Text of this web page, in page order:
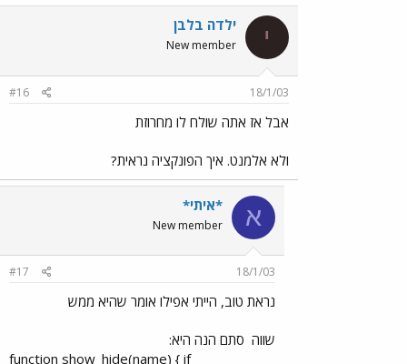
י ילדה בלבן
New member
18/1/03
#16
אבל אז אתה שולח לו מחרוזת
ולא אלמנט. איך הפונקציה נראית?
א *איתי*
New member
18/1/03
#17
נראת טוב, הייתי אפילו אומר שהיא ממש
שווה סתם הנה היא:
function show_hide(name) { if